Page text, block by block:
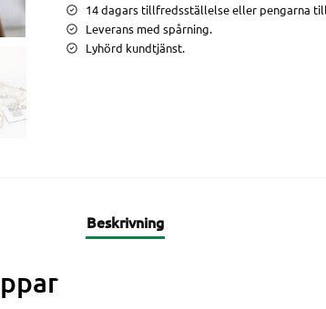
14 dagars tillfredsställelse eller pengarna
Leverans med spårning.
Lyhörd kundtjänst.
Beskrivning